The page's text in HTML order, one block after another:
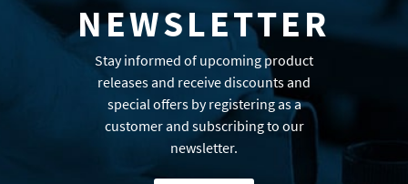
NEWSLETTER
Stay informed of upcoming product
releases and receive discounts and
special offers by registering as a
customer and subscribing to our
newsletter.